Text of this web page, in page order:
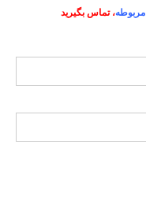
مربوطه، تماس بگیرید